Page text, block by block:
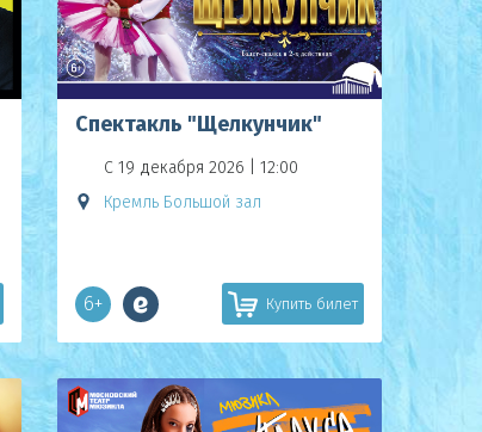
Спектакль "Щелкунчик"
С 19 декабря 2026 | 12:00
Кремль Большой зал
6+ Купить билет